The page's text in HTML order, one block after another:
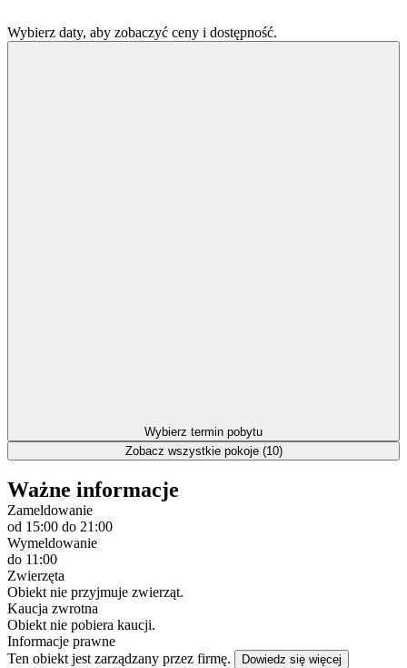
Wybierz daty, aby zobaczyć ceny i dostępność.
Wybierz termin pobytu
Zobacz wszystkie pokoje (10)
Ważne informacje
Zameldowanie
od 15:00 do 21:00
Wymeldowanie
do 11:00
Zwierzęta
Obiekt nie przyjmuje zwierząt.
Kaucja zwrotna
Obiekt nie pobiera kaucji.
Informacje prawne
Ten obiekt jest zarządzany przez firmę.
Dowiedz się więcej